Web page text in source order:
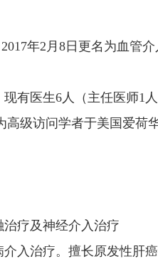
年2月8日更名为血管
有医生6人（主任医师1
级访问学者于美国爱荷
疗及神经介入治疗
入治疗。擅长原发性肝